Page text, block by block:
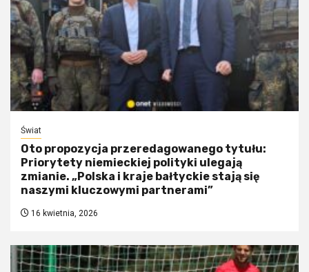
Świat
Oto propozycja przeredagowanego tytułu:
Priorytety niemieckiej polityki ulegają
zmianie. „Polska i kraje bałtyckie stają się
naszymi kluczowymi partnerami”
16 kwietnia, 2026